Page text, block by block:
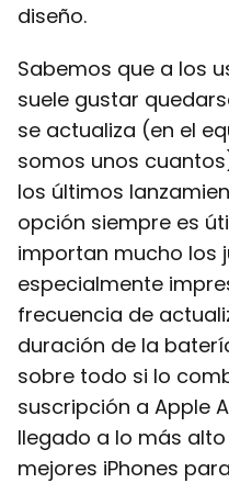
diseño.
Sabemos que a los
suele gustar
se actualiza (en el
somos unos
los últimos
opción siempre es
importan mucho los
especialmente
frecuencia de
duración de la
sobre todo si lo
suscripción a Apple
llegado a lo más
mejores iPhones